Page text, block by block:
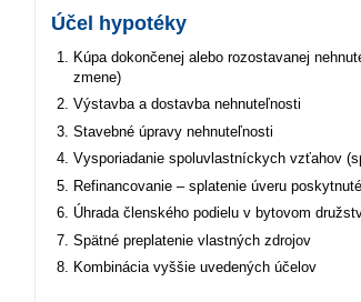
Účel hypotéky
Kúpa dokončenej alebo rozostavanej
zmene)
Výstavba a dostavba nehnuteľnosti
Stavebné úpravy nehnuteľnosti
Vysporiadanie spoluvlastníckych vzťahov
Refinancovanie – splatenie úveru
Úhrada členského podielu v bytovom
Spätné preplatenie vlastných zdrojov
Kombinácia vyššie uvedených účelov